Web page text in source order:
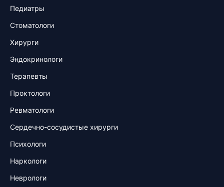
Педиатры
Стоматологи
Хирурги
Эндокринологи
Терапевты
Проктологи
Ревматологи
Сердечно-сосудистые хирурги
Психологи
Наркологи
Неврологи